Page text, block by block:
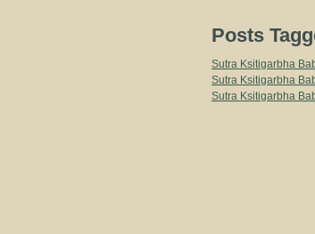
Posts
Sutra Ksitigarbha
Sutra Ksitigarbha
Sutra Ksitigarbha